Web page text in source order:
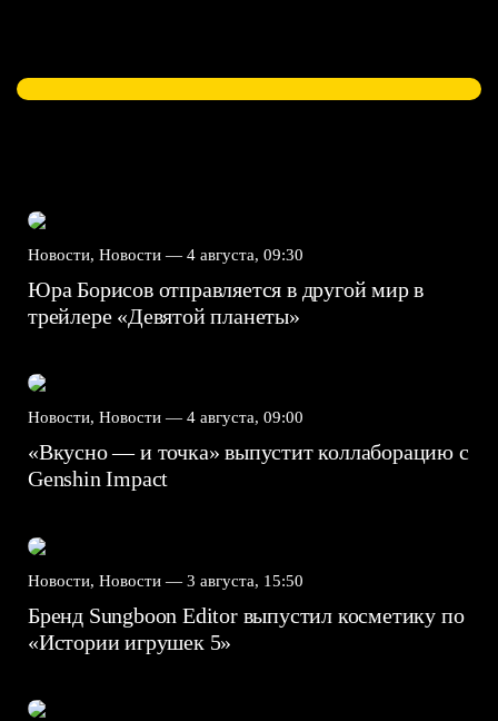
Новости, Новости — 4 августа, 09:30
Юра Борисов отправляется в другой мир в
трейлере «Девятой планеты»
Новости, Новости — 4 августа, 09:00
«Вкусно — и точка» выпустит коллаборацию с
Genshin Impact⁠⁠
Новости, Новости — 3 августа, 15:50
Бренд Sungboon Editor выпустил косметику по
«Истории игрушек 5»